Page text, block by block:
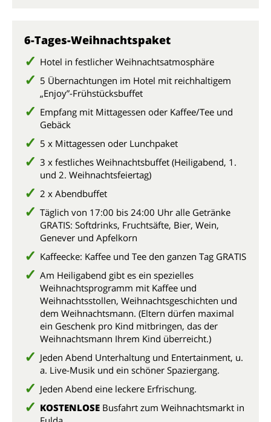
6-Tages-Weihnachtspaket
Hotel in festlicher Weihnachtsatmosphäre
5 Übernachtungen im Hotel mit reichhaltigem
„Enjoy”-Frühstücksbuffet
Empfang mit Mittagessen oder Kaffee/Tee und
Gebäck
5 x Mittagessen oder Lunchpaket
3 x festliches Weihnachtsbuffet (Heiligabend, 1.
und 2. Weihnachtsfeiertag)
2 x Abendbuffet
Täglich von 17:00 bis 24:00 Uhr alle Getränke
GRATIS: Softdrinks, Fruchtsäfte, Bier, Wein,
Genever und Apfelkorn
Kaffeecke: Kaffee und Tee den ganzen Tag GRATIS
Am Heiligabend gibt es ein spezielles
Weihnachtsprogramm mit Kaffee und
Weihnachtsstollen, Weihnachtsgeschichten und
dem Weihnachtsmann. (Eltern dürfen maximal
ein Geschenk pro Kind mitbringen, das der
Weihnachtsmann Ihrem Kind überreicht.)
Jeden Abend Unterhaltung und Entertainment, u.
a. Live-Musik und ein schöner Spaziergang.
Jeden Abend eine leckere Erfrischung.
KOSTENLOSE Busfahrt zum Weihnachtsmarkt in